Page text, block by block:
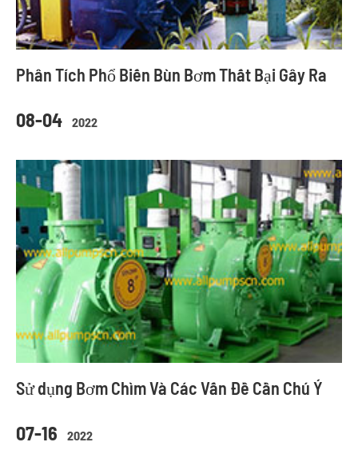
08-04 2022
Phân Tích Phổ Biến Bùn Bơm Thất Bại Gây Ra
07-16 2022
Sử dụng Bơm Chìm Và Các Vấn Đề Cần Chú Ý